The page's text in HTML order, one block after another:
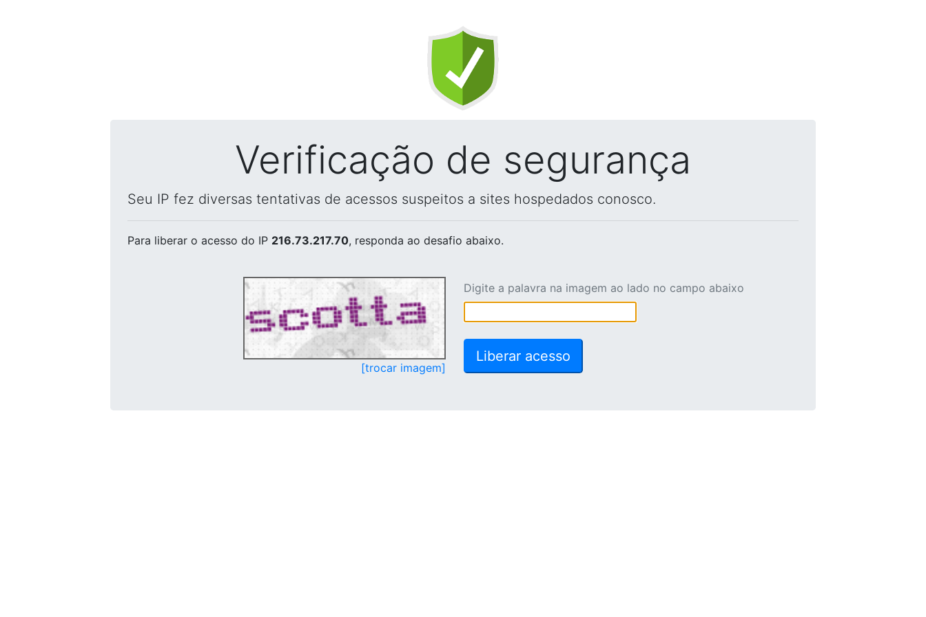
Verificação de segurança
Seu IP fez diversas tentativas de acessos suspeitos a sites hospedados conosco.
Para liberar o acesso do IP 216.73.217.70, responda ao desafio abaixo.
[trocar imagem]
Digite a palavra na imagem ao lado no campo abaixo